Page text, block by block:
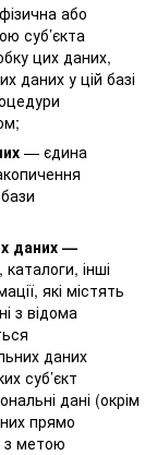
або
суб’єкта
цих даних,
даних у цій базі
— єдина
даних —
інші
які містять
з відома
даних
суб’єкт
дані (окрім
прямо
з метою